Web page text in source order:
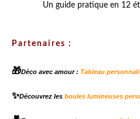
Un guide pratique en 12
Partenaires :
🎁Déco avec amour : Tableau
✨Découvrez les boules lumineuses